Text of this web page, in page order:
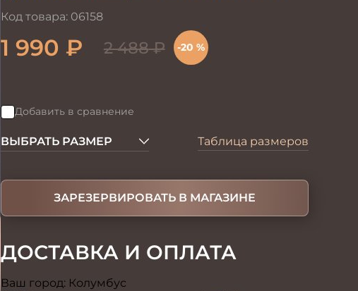
Код товара: 06158
1 990 ₽ 2 488₽ -20 %
Добавить в сравнение
ВЫБРАТЬ РАЗМЕР Таблица размеров
ЗАРЕЗЕРВИРОВАТЬ В МАГАЗИНЕ
ДОСТАВКА И ОПЛАТА
Ваш город: Колумбус